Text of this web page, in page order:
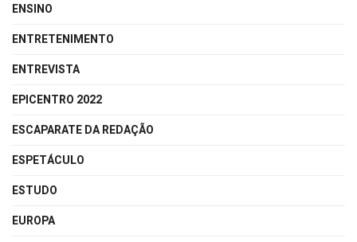
ENSINO
ENTRETENIMENTO
ENTREVISTA
EPICENTRO 2022
ESCAPARATE DA REDAÇÃO
ESPETÁCULO
ESTUDO
EUROPA